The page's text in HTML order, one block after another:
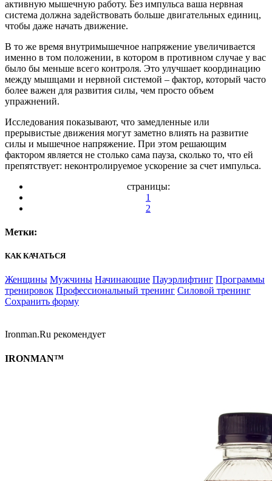
активную мышечную работу. Без импульса ваша нервная
система должна задействовать больше двигательных единиц,
чтобы даже начать движение.
В то же время внутримышечное напряжение увеличивается
именно в том положении, в котором в противном случае у вас
было бы меньше всего контроля. Это улучшает координацию
между мышцами и нервной системой – фактор, который часто
более важен для развития силы, чем просто объем
упражнений.
Исследования показывают, что замедленные или
прерывистые движения могут заметно влиять на развитие
силы и мышечное напряжение. При этом решающим
фактором является не столько сама пауза, сколько то, что ей
препятствует: неконтролируемое ускорение за счет импульса.
страницы:
1
2
Метки:
КАК КАЧАТЬСЯ
Женщины Мужчины Начинающие Пауэрлифтинг Программы
тренировок Профессиональный тренинг Силовой тренинг
Сохранить форму
Ironman.Ru рекомендует
IRONMAN™